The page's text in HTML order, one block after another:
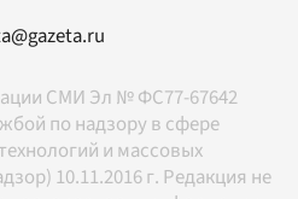
СМИ Эл № ФС77-67642
по надзору в сфере
и массовых
10.11.2016 г. Редакция не